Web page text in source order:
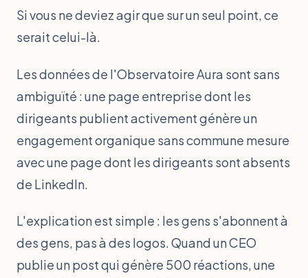
Si vous ne deviez agir que sur un seul point, ce
serait celui-là.
Les données de l'Observatoire Aura sont sans
ambiguïté : une page entreprise dont les
dirigeants publient activement génère un
engagement organique sans commune mesure
avec une page dont les dirigeants sont absents
de LinkedIn.
L'explication est simple : les gens s'abonnent à
des gens, pas à des logos. Quand un CEO
publie un post qui génère 500 réactions, une